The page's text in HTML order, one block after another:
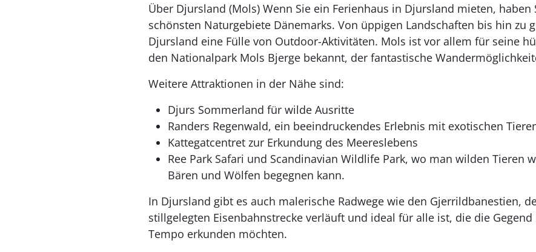
Über Djursland (Mols) Wenn Sie ein Ferienhaus in Djursland mieten, haben
schönsten Naturgebiete Dänemarks. Von üppigen Landschaften bis hin zu
Djursland eine Fülle von Outdoor-Aktivitäten. Mols ist vor allem für seine
den Nationalpark Mols Bjerge bekannt, der fantastische
Weitere Attraktionen in der Nähe sind:
Djurs Sommerland für wilde Ausritte
Randers Regenwald, ein beeindruckendes Erlebnis mit exotischen
Kattegatcentret zur Erkundung des Meereslebens
Ree Park Safari und Scandinavian Wildlife Park, wo man wilden Tieren
Bären und Wölfen begegnen kann.
In Djursland gibt es auch malerische Radwege wie den Gjerrildbanestien,
stillgelegten Eisenbahnstrecke verläuft und ideal für alle ist, die die
Tempo erkunden möchten.